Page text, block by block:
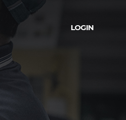
LOGIN